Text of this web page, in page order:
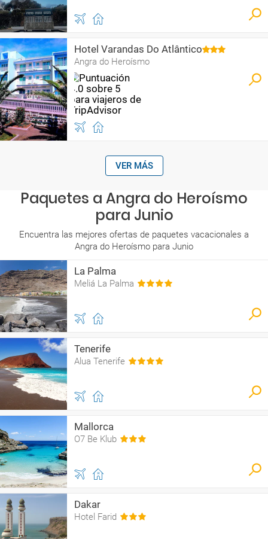
Hotel Varandas Do Atlântico
Angra do Heroísmo
VER MÁS
Paquetes a Angra do Heroísmo
para Junio
Encuentra las mejores ofertas de paquetes vacacionales a
Angra do Heroísmo para Junio
La Palma
Meliá La Palma
Tenerife
Alua Tenerife
Mallorca
O7 Be Klub
Dakar
Hotel Farid